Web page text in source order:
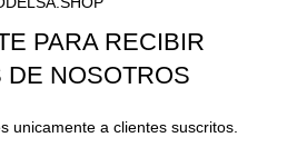
PARA RECIBIR
DE NOSOTROS
unicamente a clientes suscritos.